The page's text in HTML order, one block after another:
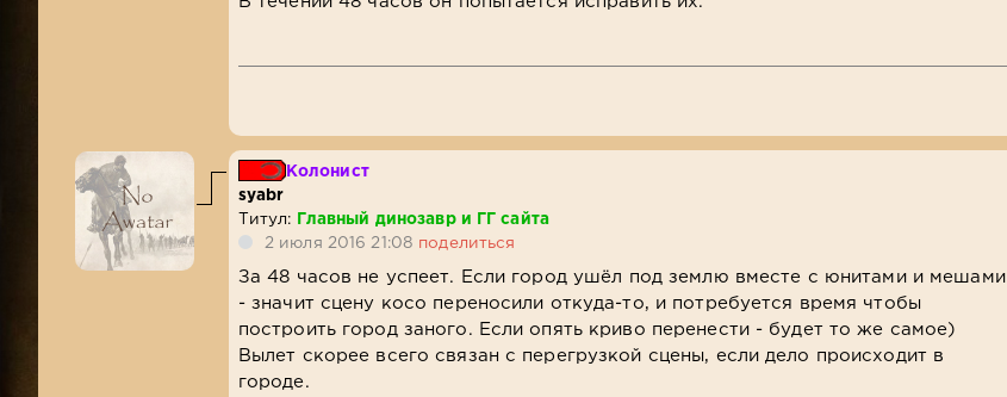
Колонист
syabr
Титул:
Главный динозавр и ГГ сайта
2 июля 2016 21:08 поделиться
За 48 часов не успеет. Если город ушёл под землю вместе с юнитами и мешами
- значит сцену косо переносили откуда-то, и потребуется время чтобы
построить город заного. Если опять криво перенести - будет то же самое)
Вылет скорее всего связан с перегрузкой сцены, если дело происходит в
городе.